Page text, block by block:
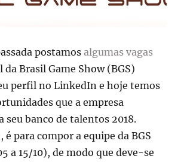
postamosalgumas vagas
da Brasil Game Show (BGS)
perfil no LinkedIn e hoje temos
que a empresa
seu banco de talentos 2018.
é para compor a equipe da BGS
a 15/10), de modo que deve-se